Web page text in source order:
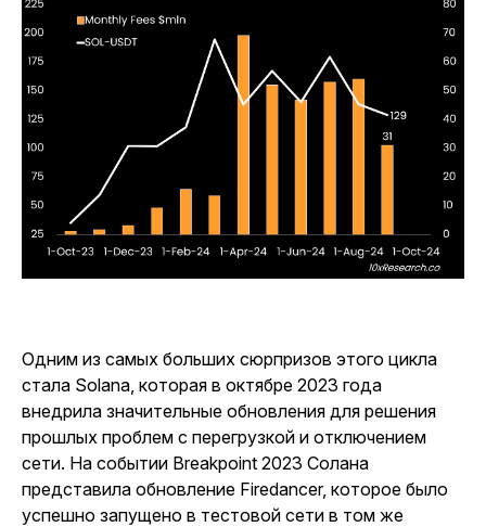
Одним из самых больших сюрпризов этого цикла
стала Solana, которая в октябре 2023 года
внедрила значительные обновления для решения
прошлых проблем с перегрузкой и отключением
сети. На событии Breakpoint 2023 Солана
представила обновление Firedancer, которое было
успешно запущено в тестовой сети в том же